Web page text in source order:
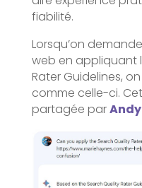
fiabilité.
Lorsqu’on
web en appliquant
Rater Guidelines,
comme celle-ci.
partagée par